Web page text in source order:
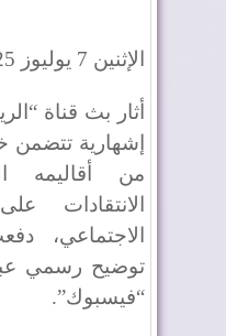
الإثنين 7 يوليوز 2025
أثار بث قناة
إشهارية تتضمن
من أقاليمه
الانتقادات
الاجتماعي،
توضيح رسمي
“فيسبوك”.